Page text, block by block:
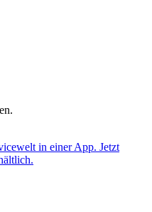
in einer App. Jetzt